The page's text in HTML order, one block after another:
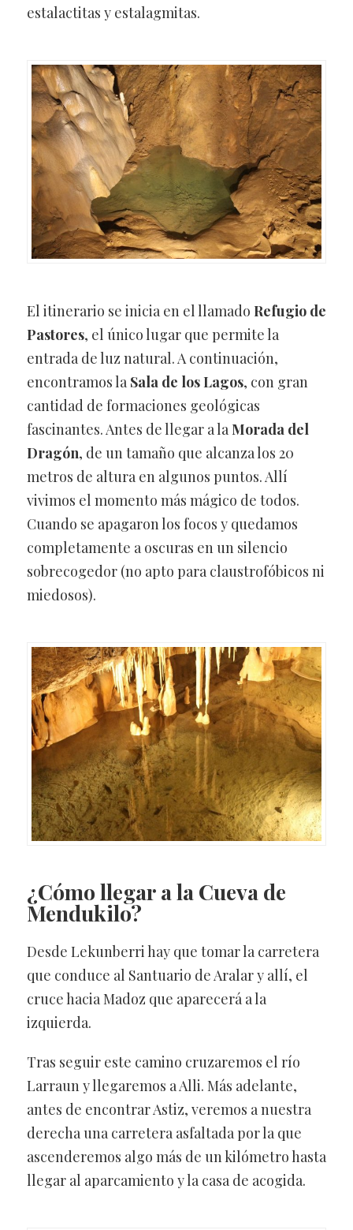
estalactitas y estalagmitas.
El itinerario se inicia en el llamado Refugio de
Pastores, el único lugar que permite la
entrada de luz natural. A continuación,
encontramos la Sala de los Lagos, con gran
cantidad de formaciones geológicas
fascinantes. Antes de llegar a la Morada del
Dragón, de un tamaño que alcanza los 20
metros de altura en algunos puntos. Allí
vivimos el momento más mágico de todos.
Cuando se apagaron los focos y quedamos
completamente a oscuras en un silencio
sobrecogedor (no apto para claustrofóbicos ni
miedosos).
¿Cómo llegar a la Cueva de
Mendukilo?
Desde Lekunberri hay que tomar la carretera
que conduce al Santuario de Aralar y allí, el
cruce hacia Madoz que aparecerá a la
izquierda.
Tras seguir este camino cruzaremos el río
Larraun y llegaremos a Alli. Más adelante,
antes de encontrar Astiz, veremos a nuestra
derecha una carretera asfaltada por la que
ascenderemos algo más de un kilómetro hasta
llegar al aparcamiento y la casa de acogida.